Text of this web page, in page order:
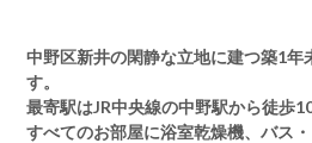
中野区新井の閑静な立地に建つ築1年
す。
最寄駅はJR中央線の中野駅から徒歩10
すべてのお部屋に浴室乾燥機、バス